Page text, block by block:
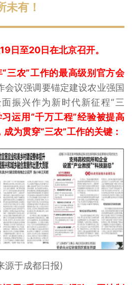
未有！
日至20日在北京召开。
“三农”工作的最高级别官方会
会议强调要锚定建设农业强国
振兴作为新时代新征程“三
习运用“千万工程”经验被提高
为贯穿“三农”工作的关键：
源于成都日报)